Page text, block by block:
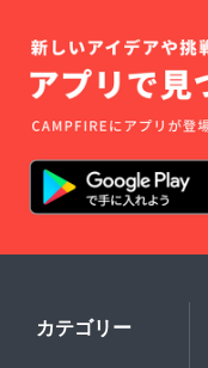
カテゴリー